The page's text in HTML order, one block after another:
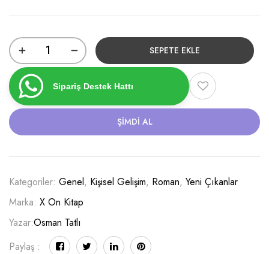
SEPETE EKLE
Sipariş Destek Hattı
ŞIMDI AL
Kategoriler: Genel, Kişisel Gelişim, Roman, Yeni Çıkanlar
Marka: X On Kitap
Yazar:Osman Tatlı
Paylaş :